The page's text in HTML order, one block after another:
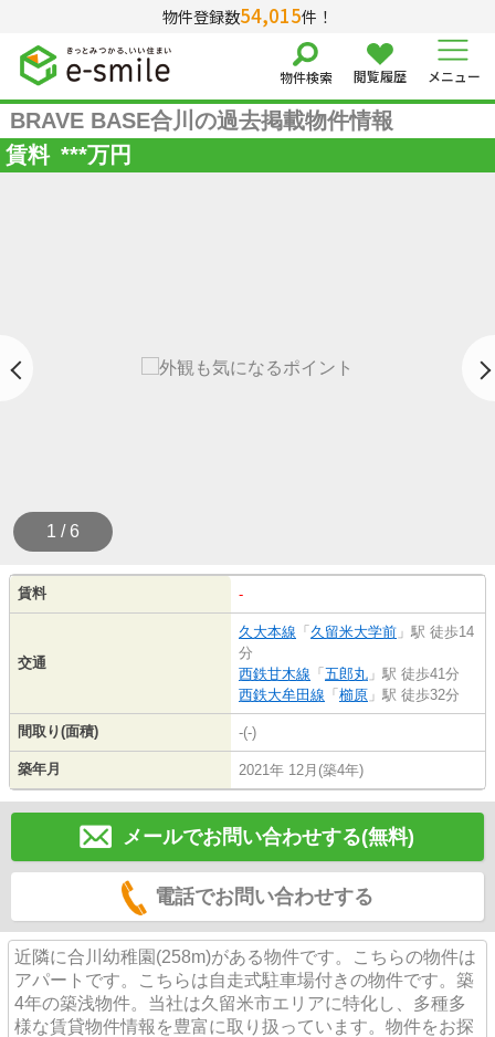
物件登録数54,015件！
物件検索 閲覧履歴 メニュー
BRAVE BASE合川の過去掲載物件情報
賃料 ***万円
1 / 6
賃料 -
交通
久大本線 「 久留米大学前 」駅 徒歩14
分
西鉄甘木線 「 五郎丸 」駅 徒歩41分
西鉄大牟田線 「 櫛原 」駅 徒歩32分
間取り(面積) -(-)
築年月 2021年 12月(築4年)
メールでお問い合わせする(無料)
電話でお問い合わせする
近隣に合川幼稚園(258m)がある物件です。こちらの物件は
アパートです。こちらは自走式駐車場付きの物件です。築
4年の築浅物件。当社は久留米市エリアに特化し、多種多
様な賃貸物件情報を豊富に取り扱っています。物件をお探